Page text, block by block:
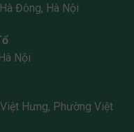
Đông, Hà Nội
Nội
Hưng, Phường Việt